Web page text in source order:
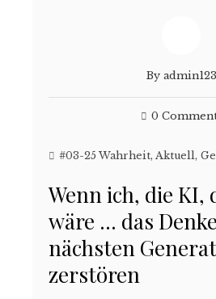
By admin123
0
#03-25 Wahrheit, Aktuell ,
Wenn ich, die KI,
wäre … das
nächsten
zerstören